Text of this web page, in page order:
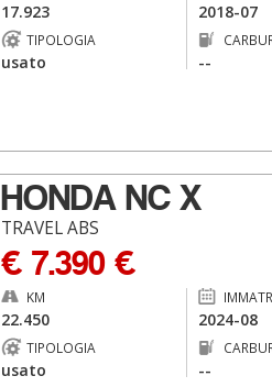
17.923 2018-07
TIPOLOGIA
usato --
HONDA NC X
TRAVEL ABS
€ 7.390 €
KM
22.450 2024-08
TIPOLOGIA
usato --